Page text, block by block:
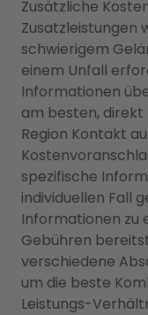
Zusätzliche
Zusatzleistungen
schwierigem
einem Unfall
Informationen
am besten,
Region Kontakt
spezifische
individuellen Fall
Informationen zu
Gebühren
verschiedene
um die beste
Leistungs-